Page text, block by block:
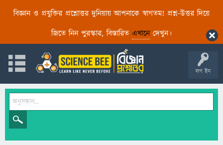
বিজ্ঞান ও প্রযুক্তির প্রশ্নোত্তর দুনিয়ায় আপনাকে স্বাগতম! প্রশ্ন-উত্তর দিয়ে
জিতে নিন পুরস্কার, বিস্তারিত এখানেদেখুন।
লগ ইন